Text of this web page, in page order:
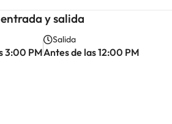
y salida
3:00 PM
Salida
Antes de las 12:00 PM